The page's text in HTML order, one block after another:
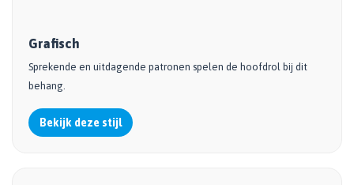
Grafisch
Sprekende en uitdagende patronen spelen de hoofdrol bij dit
behang.
Bekijk deze stijl